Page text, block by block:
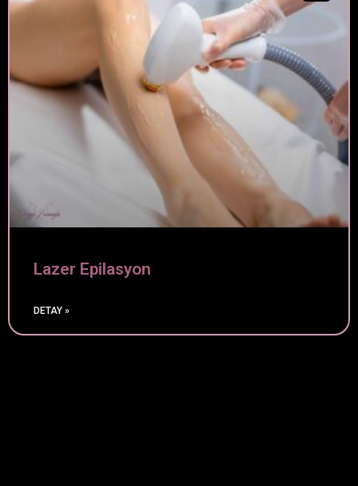
Lazer Epilasyon
DETAY »